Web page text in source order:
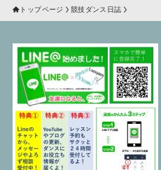
トップページ 競技ダンス日誌